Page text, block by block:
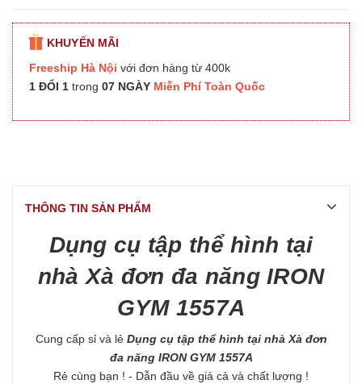
KHUYẾN MÃI
Freeship Hà Nội với đơn hàng từ 400k
1 ĐỔI 1 trong 07 NGÀY Miễn Phí Toàn Quốc
THÔNG TIN SẢN PHẨM
Dụng cụ tập thể hình tại
nhà Xà đơn đa năng IRON
GYM 1557A
Cung cấp sỉ và lẻ Dụng cụ tập thể hình tại nhà Xà đơn
đa năng IRON GYM 1557A
Rẻ cùng bạn ! - Dẫn đầu về giá cả và chất lượng !